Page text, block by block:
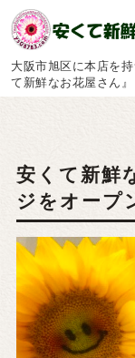
大阪市旭区に本店を
て新鮮なお花屋さん』
お祝い花
お供え・お悔やみ
スタンド花・胡蝶蘭
安くて新鮮
ジをオープ